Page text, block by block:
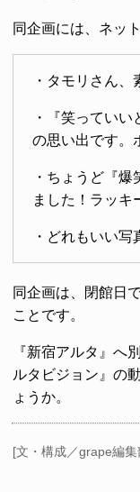
同企画には、ネッ
・タモリさん
・『笑ってい
の思い出です。
・ちょうど『
ました！ラッキ
・どれもいい写
同企画は、閉館日
ことです。
『新宿アルタ』へ
ルタビジョン』の
ょうか。
[文・構成／grape編集